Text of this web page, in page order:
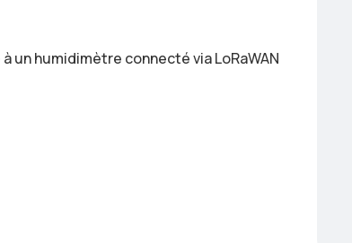
humidimètre connecté via LoRaWAN